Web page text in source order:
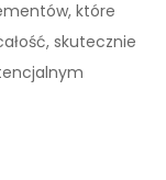
które
skutecznie